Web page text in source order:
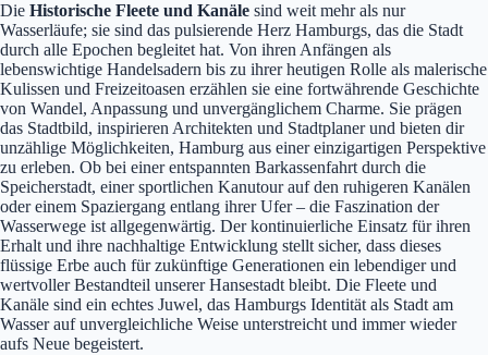
Die Historische Fleete und Kanäle sind weit mehr als nur
Wasserläufe; sie sind das pulsierende Herz Hamburgs, das die Stadt
durch alle Epochen begleitet hat. Von ihren Anfängen als
lebenswichtige Handelsadern bis zu ihrer heutigen Rolle als malerische
Kulissen und Freizeitoasen erzählen sie eine fortwährende Geschichte
von Wandel, Anpassung und unvergänglichem Charme. Sie prägen
das Stadtbild, inspirieren Architekten und Stadtplaner und bieten dir
unzählige Möglichkeiten, Hamburg aus einer einzigartigen Perspektive
zu erleben. Ob bei einer entspannten Barkassenfahrt durch die
Speicherstadt, einer sportlichen Kanutour auf den ruhigeren Kanälen
oder einem Spaziergang entlang ihrer Ufer – die Faszination der
Wasserwege ist allgegenwärtig. Der kontinuierliche Einsatz für ihren
Erhalt und ihre nachhaltige Entwicklung stellt sicher, dass dieses
flüssige Erbe auch für zukünftige Generationen ein lebendiger und
wertvoller Bestandteil unserer Hansestadt bleibt. Die Fleete und
Kanäle sind ein echtes Juwel, das Hamburgs Identität als Stadt am
Wasser auf unvergleichliche Weise unterstreicht und immer wieder
aufs Neue begeistert.